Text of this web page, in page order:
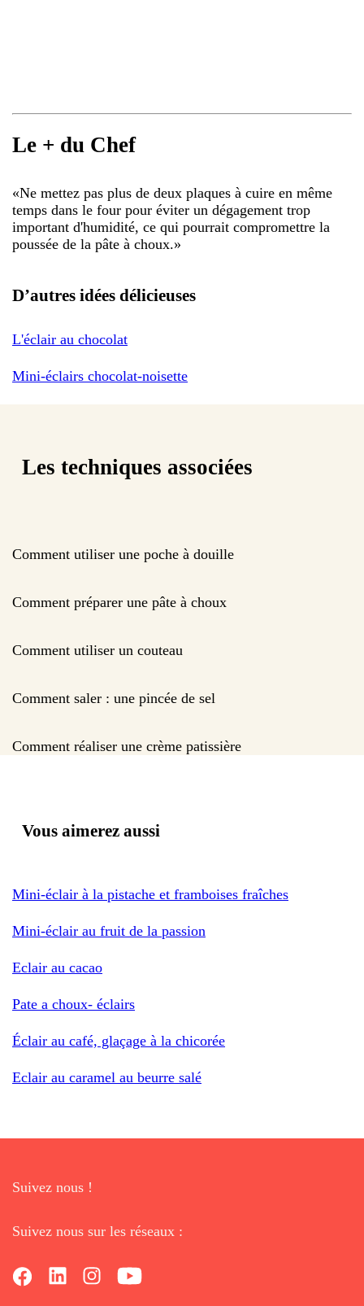
Le + du Chef
«Ne mettez pas plus de deux plaques à cuire en même
temps dans le four pour éviter un dégagement trop
important d'humidité, ce qui pourrait compromettre la
poussée de la pâte à choux.»
D’autres idées délicieuses
L'éclair au chocolat
Mini-éclairs chocolat-noisette
Les techniques associées
Comment utiliser une poche à douille
Comment préparer une pâte à choux
Comment utiliser un couteau
Comment saler : une pincée de sel
Comment réaliser une crème patissière
Vous aimerez aussi
Mini-éclair à la pistache et framboises fraîches
Mini-éclair au fruit de la passion
Eclair au cacao
Pate a choux- éclairs
Éclair au café, glaçage à la chicorée
Eclair au caramel au beurre salé
Suivez nous !
Suivez nous sur les réseaux :